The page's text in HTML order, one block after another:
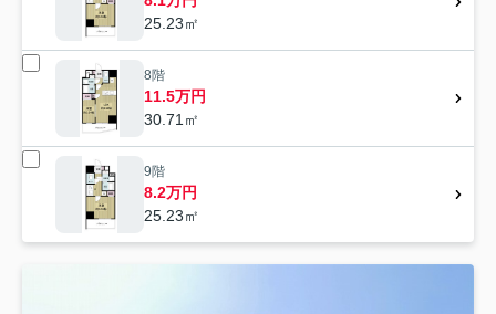
25.23㎡
8階
11.5万円
30.71㎡
9階
8.2万円
25.23㎡